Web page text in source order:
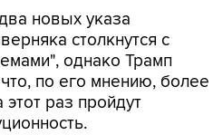
новых указа
столкнутся с
однако Трамп
по его мнению, более
раз пройдут